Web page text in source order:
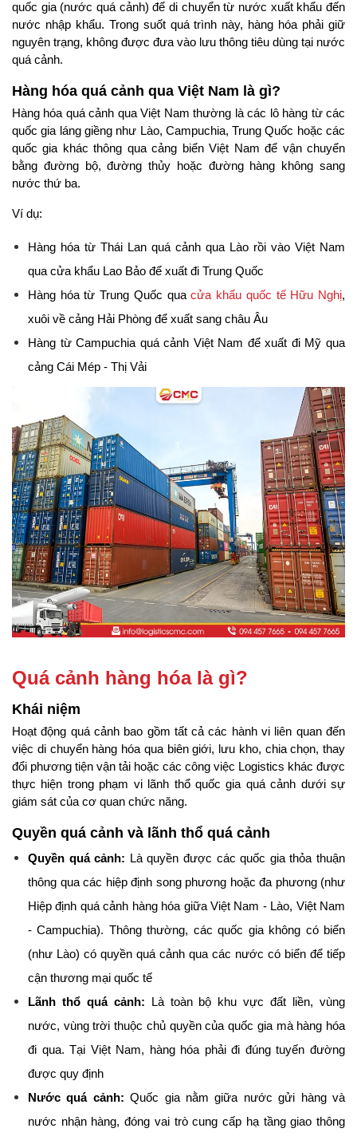
quốc gia (nước quá cảnh) để di chuyển từ nước xuất khẩu đến
nước nhập khẩu. Trong suốt quá trình này, hàng hóa phải giữ
nguyên trạng, không được đưa vào lưu thông tiêu dùng tại nước
quá cảnh.
Hàng hóa quá cảnh qua Việt Nam là gì?
Hàng hóa quá cảnh qua Việt Nam thường là các lô hàng từ các
quốc gia láng giềng như Lào, Campuchia, Trung Quốc hoặc các
quốc gia khác thông qua cảng biển Việt Nam để vận chuyển
bằng đường bộ, đường thủy hoặc đường hàng không sang
nước thứ ba.
Ví dụ:
Hàng hóa từ Thái Lan quá cảnh qua Lào rồi vào Việt Nam
qua cửa khẩu Lao Bảo để xuất đi Trung Quốc
Hàng hóa từ Trung Quốc qua cửa khẩu quốc tế Hữu Nghị,
xuôi về cảng Hải Phòng để xuất sang châu Âu
Hàng từ Campuchia quá cảnh Việt Nam để xuất đi Mỹ qua
cảng Cái Mép - Thị Vải
Quá cảnh hàng hóa là gì?
Khái niệm
Hoạt động quá cảnh bao gồm tất cả các hành vi liên quan đến
việc di chuyển hàng hóa qua biên giới, lưu kho, chia chọn, thay
đổi phương tiện vận tải hoặc các công việc Logistics khác được
thực hiện trong phạm vi lãnh thổ quốc gia quá cảnh dưới sự
giám sát của cơ quan chức năng.
Quyền quá cảnh và lãnh thổ quá cảnh
Quyền quá cảnh: Là quyền được các quốc gia thỏa thuận
thông qua các hiệp định song phương hoặc đa phương (như
Hiệp định quá cảnh hàng hóa giữa Việt Nam - Lào, Việt Nam
- Campuchia). Thông thường, các quốc gia không có biển
(như Lào) có quyền quá cảnh qua các nước có biển để tiếp
cận thương mại quốc tế
Lãnh thổ quá cảnh: Là toàn bộ khu vực đất liền, vùng
nước, vùng trời thuộc chủ quyền của quốc gia mà hàng hóa
đi qua. Tại Việt Nam, hàng hóa phải đi đúng tuyến đường
được quy định
Nước quá cảnh: Quốc gia nằm giữa nước gửi hàng và
nước nhận hàng, đóng vai trò cung cấp hạ tầng giao thông